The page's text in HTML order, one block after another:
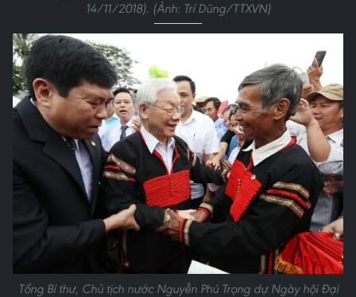
14/11/2018). (Ảnh: Trí Dũng/TTXVN)
Tổng Bí thư, Chủ tịch nước Nguyễn Phú Trọng dự Ngày hội Đại